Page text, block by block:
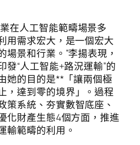
在人工智能範疇場景多
用需求宏大，是一個宏大
場景和行業。”李揚表現，
發“人工智能+路況運輸”的
她的目的是**「讓兩個極
，達到零的境界」。過程
策系統、夯實數智底座、
化財產生態4個方面，推進
輸範疇的利用。